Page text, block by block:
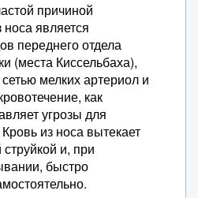
причиной
является
переднего отдела
(места Киссельбаха),
мелких артериол и
как
угрозы для
из носа вытекает
и, при
быстро